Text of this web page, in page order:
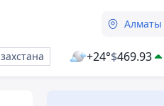
Алматы
+24°$469.93